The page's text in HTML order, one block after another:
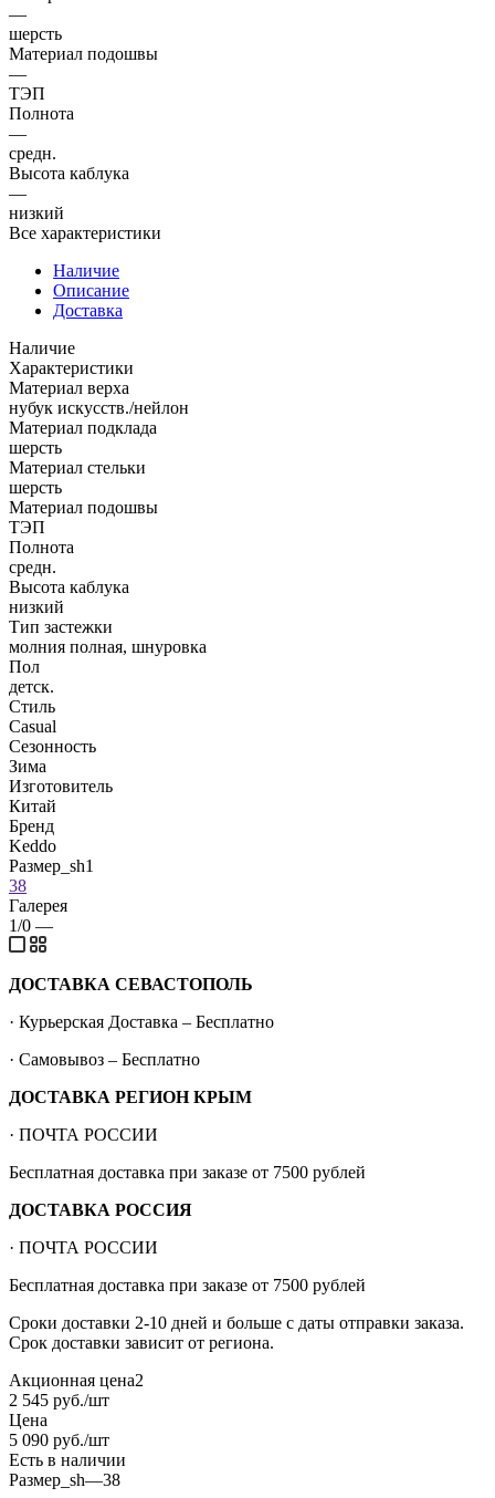
—
шерсть
Материал подошвы
—
ТЭП
Полнота
—
средн.
Высота каблука
—
низкий
Все характеристики
Наличие
Описание
Доставка
Наличие
Характеристики
Материал верха
нубук искусств./нейлон
Материал подклада
шерсть
Материал стельки
шерсть
Материал подошвы
ТЭП
Полнота
средн.
Высота каблука
низкий
Тип застежки
молния полная, шнуровка
Пол
детск.
Стиль
Casual
Сезонность
Зима
Изготовитель
Китай
Бренд
Keddo
Размер_sh1
38
Галерея
1/0 —
ДОСТАВКА СЕВАСТОПОЛЬ
· Курьерская Доставка – Бесплатно
· Самовывоз – Бесплатно
ДОСТАВКА РЕГИОН КРЫМ
· ПОЧТА РОССИИ
Бесплатная доставка при заказе от 7500 рублей
ДОСТАВКА РОССИЯ
· ПОЧТА РОССИИ
Бесплатная доставка при заказе от 7500 рублей
Сроки доставки 2-10 дней и больше с даты отправки заказа.
Срок доставки зависит от региона.
Акционная цена2
2 545 руб./шт
Цена
5 090 руб./шт
Есть в наличии
Размер_sh—38